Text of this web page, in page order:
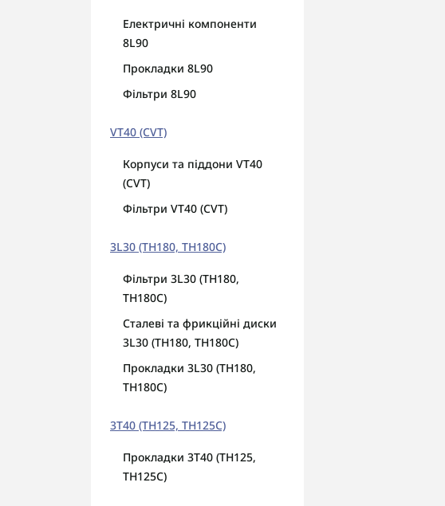
Електричні компоненти
8L90
Прокладки 8L90
Фільтри 8L90
VT40 (CVT)
Корпуси та піддони VT40
(CVT)
Фільтри VT40 (CVT)
3L30 (TH180, TH180C)
Фільтри 3L30 (TH180,
TH180C)
Сталеві та фрикційні диски
3L30 (TH180, TH180C)
Прокладки 3L30 (TH180,
TH180C)
3T40 (TH125, TH125C)
Прокладки 3T40 (TH125,
TH125C)